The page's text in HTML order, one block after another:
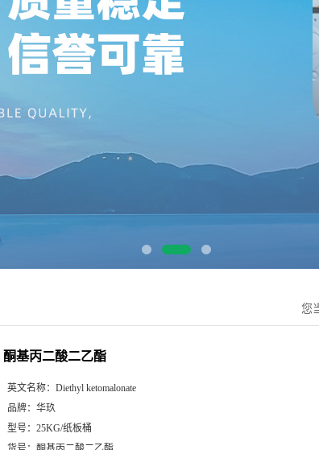
您
酮基丙二酸二乙酯
英文名称： Diethyl ketomalonate
品牌： 华玖
型号： 25KG/纸板桶